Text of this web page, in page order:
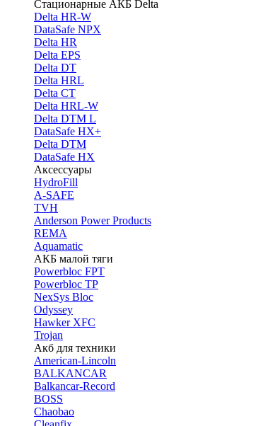
Стационарные АКБ Delta
Delta HR-W
DataSafe NPX
Delta HR
Delta EPS
Delta DT
Delta HRL
Delta CT
Delta HRL-W
Delta DTM L
DataSafe HX+
Delta DTM
DataSafe HX
Аксессуары
HydroFill
A-SAFE
TVH
Anderson Power Products
REMA
Aquamatic
АКБ малой тяги
Powerbloc FPT
Powerbloc TP
NexSys Bloc
Odyssey
Hawker XFC
Trojan
Акб для техники
American-Lincoln
BALKANCAR
Balkancar-Record
BOSS
Chaobao